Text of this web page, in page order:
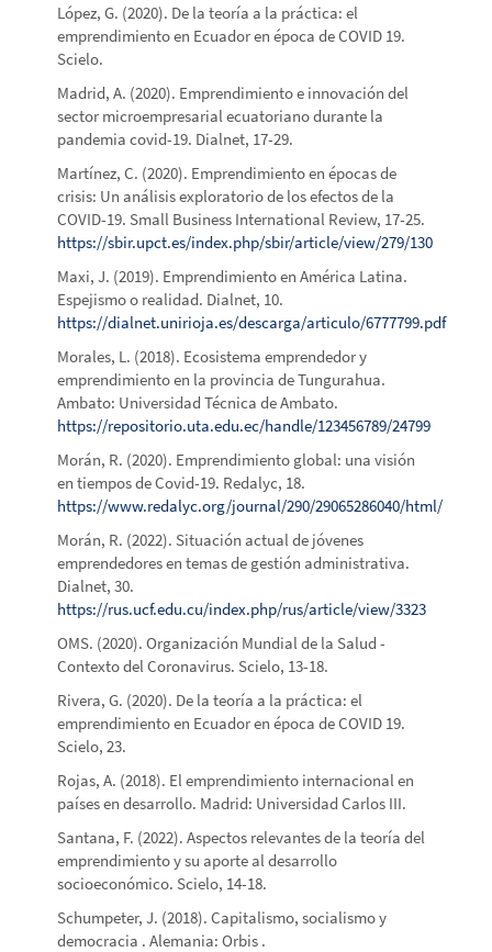
López, G. (2020). De la teoría a la práctica: el
emprendimiento en Ecuador en época de COVID 19.
Scielo.
Madrid, A. (2020). Emprendimiento e innovación del
sector microempresarial ecuatoriano durante la
pandemia covid-19. Dialnet, 17-29.
Martínez, C. (2020). Emprendimiento en épocas de
crisis: Un análisis exploratorio de los efectos de la
COVID-19. Small Business International Review, 17-25.
https://sbir.upct.es/index.php/sbir/article/view/279/130
Maxi, J. (2019). Emprendimiento en América Latina.
Espejismo o realidad. Dialnet, 10.
https://dialnet.unirioja.es/descarga/articulo/6777799.pdf
Morales, L. (2018). Ecosistema emprendedor y
emprendimiento en la provincia de Tungurahua.
Ambato: Universidad Técnica de Ambato.
https://repositorio.uta.edu.ec/handle/123456789/24799
Morán, R. (2020). Emprendimiento global: una visión
en tiempos de Covid-19. Redalyc, 18.
https://www.redalyc.org/journal/290/29065286040/html/
Morán, R. (2022). Situación actual de jóvenes
emprendedores en temas de gestión administrativa.
Dialnet, 30.
https://rus.ucf.edu.cu/index.php/rus/article/view/3323
OMS. (2020). Organización Mundial de la Salud -
Contexto del Coronavirus. Scielo, 13-18.
Rivera, G. (2020). De la teoría a la práctica: el
emprendimiento en Ecuador en época de COVID 19.
Scielo, 23.
Rojas, A. (2018). El emprendimiento internacional en
países en desarrollo. Madrid: Universidad Carlos III.
Santana, F. (2022). Aspectos relevantes de la teoría del
emprendimiento y su aporte al desarrollo
socioeconómico. Scielo, 14-18.
Schumpeter, J. (2018). Capitalismo, socialismo y
democracia . Alemania: Orbis .